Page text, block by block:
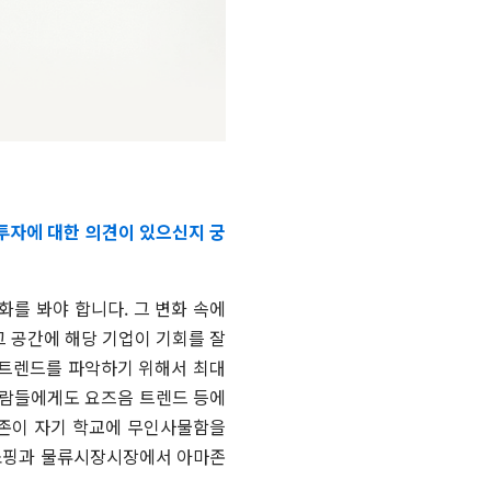
에 대한 의견이 있으신지 궁
를 봐야 합니다. 그 변화 속에
공간에 해당 기업이 기회를 잘
렌드를 파악하기 위해서 최대
들에게도 요즈음 트렌드 등에
이 자기 학교에 무인사물함을
과 물류시장시장에서 아마존